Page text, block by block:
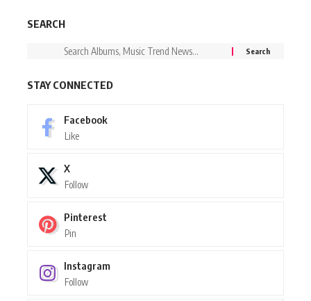
SEARCH
STAY CONNECTED
Facebook
Like
X
Follow
Pinterest
Pin
Instagram
Follow